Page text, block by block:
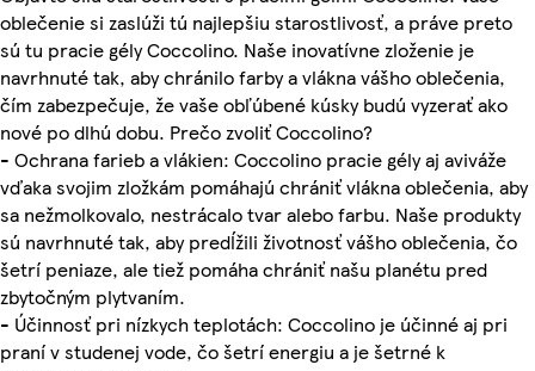
oblečenie si zaslúži tú najlepšiu starostlivosť, a práve preto
sú tu pracie gély Coccolino. Naše inovatívne zloženie je
navrhnuté tak, aby chránilo farby a vlákna vášho oblečenia,
čím zabezpečuje, že vaše obľúbené kúsky budú vyzerať ako
nové po dlhú dobu. Prečo zvoliť Coccolino?
- Ochrana farieb a vlákien: Coccolino pracie gély aj aviváže
vďaka svojim zložkám pomáhajú chrániť vlákna oblečenia, aby
sa nežmolkovalo, nestrácalo tvar alebo farbu. Naše produkty
sú navrhnuté tak, aby predĺžili životnosť vášho oblečenia, čo
šetrí peniaze, ale tiež pomáha chrániť našu planétu pred
zbytočným plytvaním.
- Účinnosť pri nízkych teplotách: Coccolino je účinné aj pri
praní v studenej vode, čo šetrí energiu a je šetrné k